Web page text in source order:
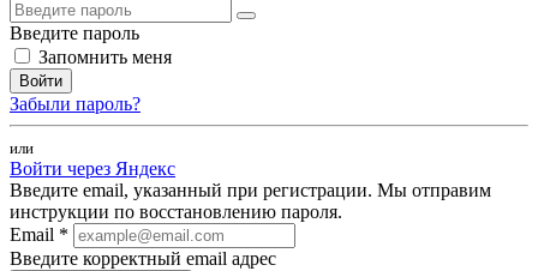
Введите пароль
Запомнить меня
Войти
Забыли пароль?
или
Войти через Яндекс
Введите email, указанный при регистрации. Мы отправим
инструкции по восстановлению пароля.
Email *
Введите корректный email адрес